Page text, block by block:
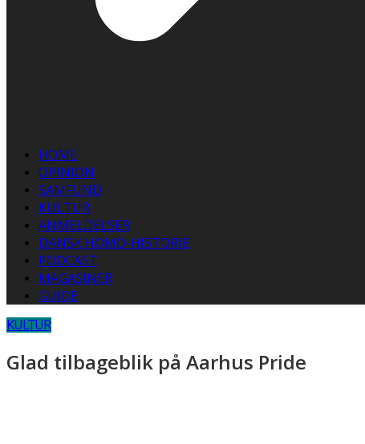
HOME
OPINION
SAMFUND
KULTUR
ANMELDELSER
DANSK HOMO-HISTORIE
PODCAST
MAGASINER
GUIDE
KULTUR
Glad tilbageblik på Aarhus Pride